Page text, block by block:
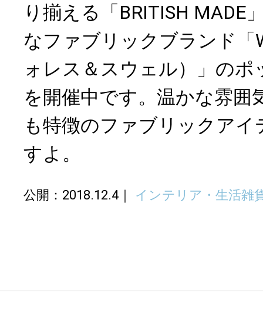
り揃える「BRITISH MADE
なファブリックブランド「
ォレス＆スウェル）」の
を開催中です。温かな雰囲
も特徴のファブリックア
すよ。
公開：2018.12.4 インテリア・生活雑